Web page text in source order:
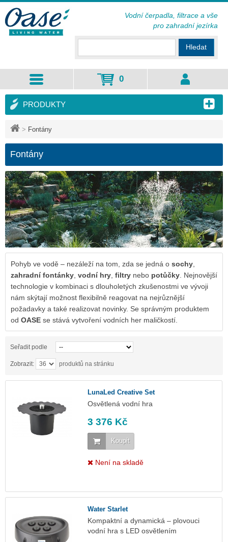
> Fontány
Fontány
Pohyb ve vodě – nezáleží na tom, zda se jedná o sochy
zahradní fontánky vodní hry filtry nebo potůčky . Nejnovější
technologie v kombinaci s dlouholetých zkušenostmi ve vývoji
nám skýtají možnost flexibilně reagovat na nejrůznější
požadavky a také realizovat novinky. Se správným produktem
od OASE se stává vytvoření vodních her maličkostí.
Seřadit podle
Zobrazit: produktů na stránku
LunaLed Creative Set
Osvětlená vodní hra
3 376 Kč
Koupit
Není na skladě
Water Starlet
Kompaktní a dynamická – plovouci
vodní hra s LED osvětlením
PRODUKTY
Hledat
0
Vodní čerpadla, filtrace a vše
pro zahradní jezírka